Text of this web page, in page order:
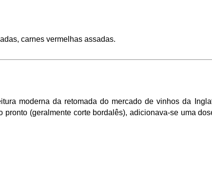
carnes vermelhas assadas.
moderna da retomada do mercado de vinhos da
pronto (geralmente corte bordalês), adicionava-se uma